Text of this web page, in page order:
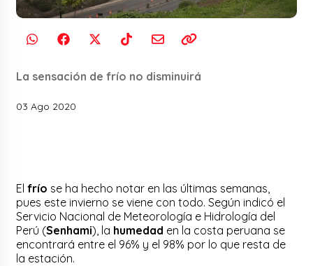
La sensación de frío no disminuirá
03 Ago 2020
Elfrío se ha hecho notar en las últimas semanas,
pues este invierno se viene con todo. Según indicó el
Servicio Nacional de Meteorología e Hidrología del
Perú (Senhami), la humedad en la costa peruana se
encontrará entre el 96% y el 98% por lo que resta de
la estación.